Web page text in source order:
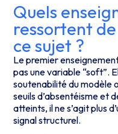
Quels
ressortent
ce sujet ?
Le premier
pas une variable “soft”.
soutenabilité du modèle
seuils d’absentéisme et
atteints, il ne s’agit plus
signal structurel.